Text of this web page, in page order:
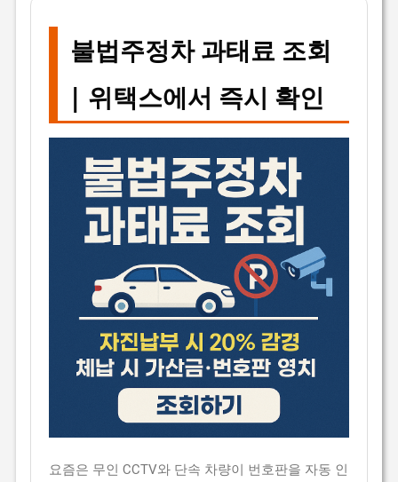
불법주정차 과태료 조회
| 위택스에서 즉시 확인
요즘은 무인 CCTV와 단속 차량이 번호판을 자동 인